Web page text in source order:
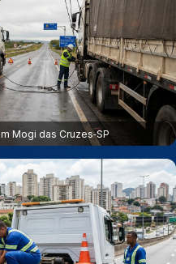
Mogi das Cruzes‑SP